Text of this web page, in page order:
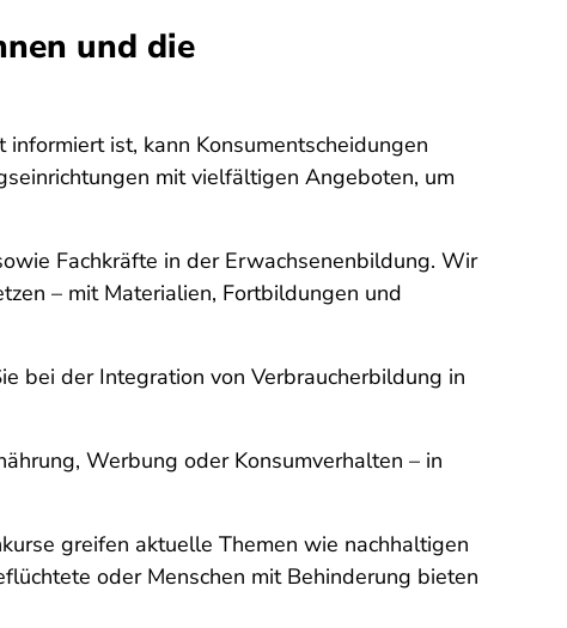
und die
ist, kann Konsumentscheidungen
mit vielfältigen Angeboten, um
Fachkräfte in der Erwachsenenbildung. Wir
– mit Materialien, Fortbildungen und
bei der Integration von Verbraucherbildung in
Werbung oder Konsumverhalten – in
greifen aktuelle Themen wie nachhaltigen
oder Menschen mit Behinderung bieten